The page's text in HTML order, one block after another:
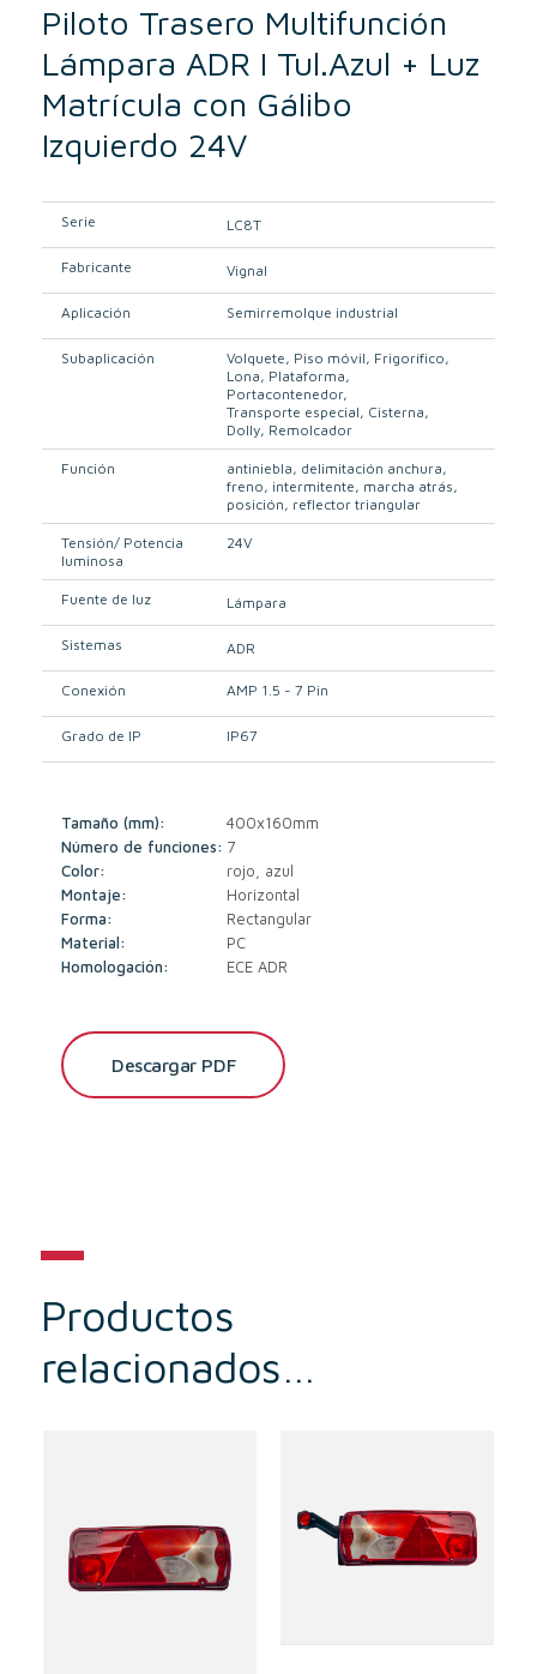
Piloto Trasero Multifunción
Lámpara ADR I Tul.Azul + Luz
Matrícula con Gálibo
Izquierdo 24V
Serie LC8T
Fabricante Vignal
Aplicación Semirremolque industrial
Subaplicación Volquete Piso móvil Frigorífico
Lona Plataforma
Portacontenedor
Transporte especial Cisterna
Dolly Remolcador
Función antiniebla delimitación anchura
freno intermitente marcha atrás
posición reflector triangular
Tensión/ Potencia
luminosa
24V
Fuente de luz Lámpara
Sistemas ADR
Conexión AMP 1.5 - 7 Pin
Grado de IP IP67
Tamaño (mm):
400x160mm
Número de funciones: 7
Color:
rojo, azul
Montaje:
Horizontal
Forma:
Rectangular
Material:
PC
Homologación:
ECE ADR
Descargar PDF
Productos
relacionados…